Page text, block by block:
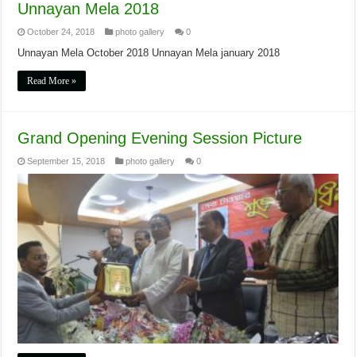
Unnayan Mela 2018
October 24, 2018 photo gallery 0
Unnayan Mela October 2018 Unnayan Mela january 2018
Read More »
Grand Opening Evening Session Picture
September 15, 2018 photo gallery 0